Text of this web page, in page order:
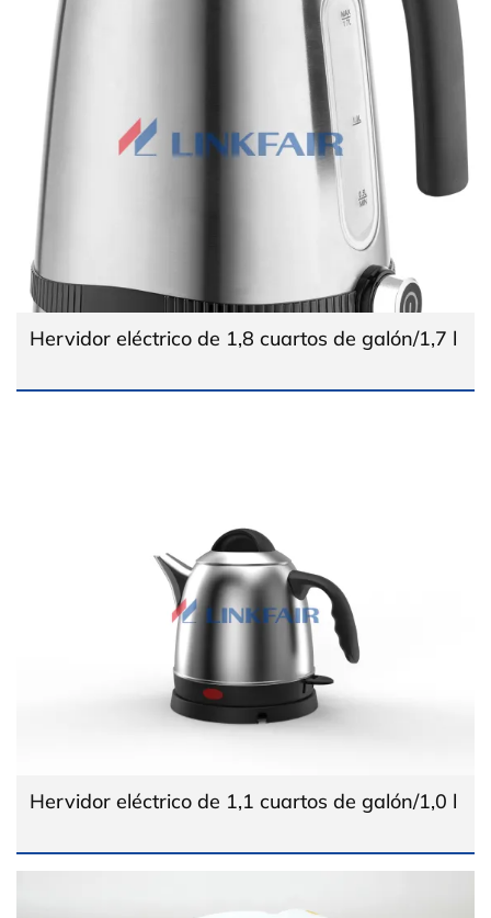
Hervidor eléctrico de 1,8 cuartos de galón/1,7 l
Hervidor eléctrico de 1,1 cuartos de galón/1,0 l